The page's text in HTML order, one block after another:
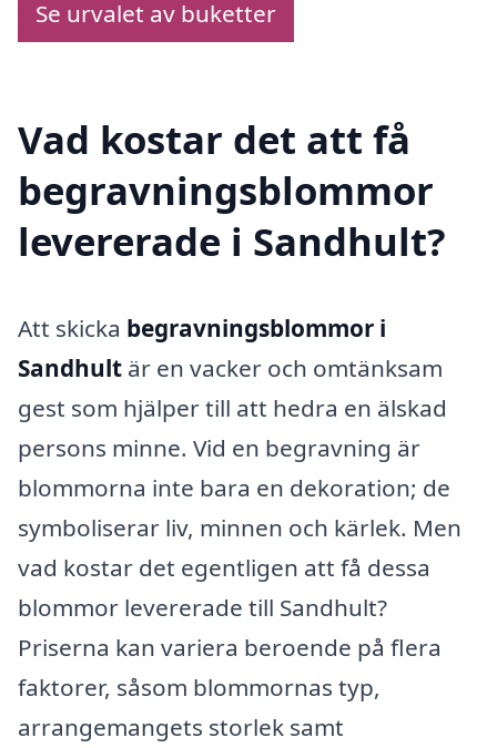
Se urvalet av buketter
Vad kostar det att få
begravningsblommor
levererade i Sandhult?
Att skicka begravningsblommor i
Sandhult är en vacker och omtänksam
gest som hjälper till att hedra en älskad
persons minne. Vid en begravning är
blommorna inte bara en dekoration; de
symboliserar liv, minnen och kärlek. Men
vad kostar det egentligen att få dessa
blommor levererade till Sandhult?
Priserna kan variera beroende på flera
faktorer, såsom blommornas typ,
arrangemangets storlek samt